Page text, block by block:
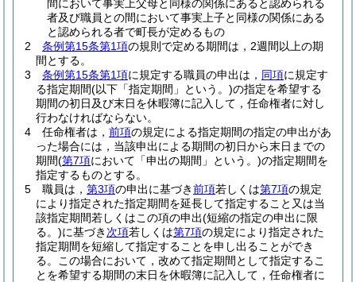
間において事実上父母と同様の関係にあると認められる
者及び職員との間において事実上子と同様の関係にある
と認められる者で町長が定めるもの
2
条例第15条第1項の規則で定める期間は，2週間以上の期
間とする。
3
条例第15条第1項に規定する職員の申出は， 同項に規定す
る指定期間(以下「指定期間」という。)の指定を希望する
期間の初日及び末日を休暇簿に記入して，任命権者に対し
行わなければならない。
4
任命権者は， 前項の規定による指定期間の指定の申出があ
った場合には，当該申出による期間の初日から末日までの
期間(第7項において「申出の期間」という。)の指定期間を
指定するものとする。
5
職員は， 第3項の申出に基づき前項若しくは第7項の規定
により指定された指定期間を延長して指定すること又は当
該指定期間若しくはこの項の申出(短縮の指定の申出に限
る。)に基づき 次項若しくは第7項の規定により指定された
指定期間を短縮して指定することを申し出ることができ
る。
この場合において，改めて指定期間として指定するこ
とを希望する期間の末日を休暇簿に記入して，任命権者に